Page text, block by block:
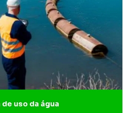
permanente
uso da água